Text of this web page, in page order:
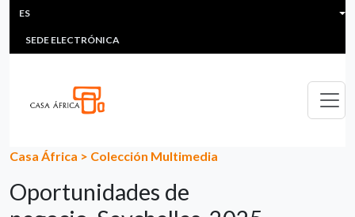
Pasar al contenido principal
HEADER MENU
MULTIMEDIA
SEDE ELECTRÓNICA
ES
Casa África > Colección Multimedia
Oportunidades de